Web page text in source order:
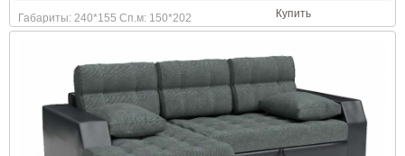
Габариты: 240*155 Сп.м: 150*202 Купить